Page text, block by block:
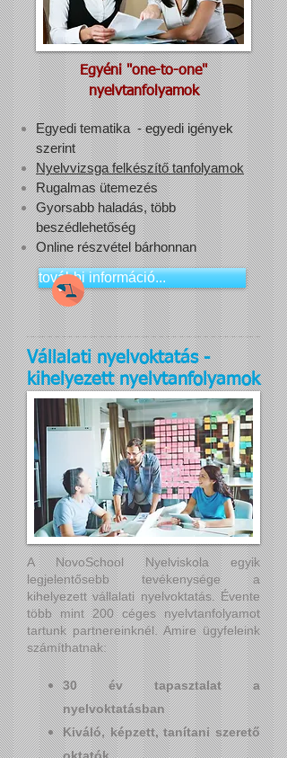
Egyéni "one-to-one"
nyelvtanfolyamok
Egyedi tematika - egyedi igények
szerint
Nyelvvizsga felkészítő tanfolyamok
Rugalmas ütemezés
Gyorsabb haladás, több
beszédlehetőség
Online részvétel bárhonnan
további információ...
Vállalati nyelvoktatás -
kihelyezett nyelvtanfolyamok
A NovoSchool Nyelviskola egyik
legjelentősebb tevékenysége a
kihelyezett vállalati nyelvoktatás. Évente
több mint 200 céges nyelvtanfolyamot
tartunk partnereinknél. Amire ügyfeleink
számíthatnak:
30 év tapasztalat a
nyelvoktatásban
Kiváló, képzett, tanítani szerető